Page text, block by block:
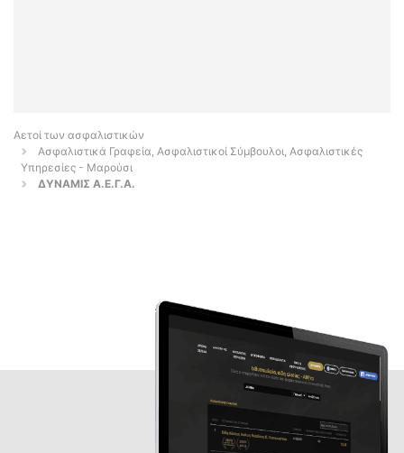
Αετοί των ασφαλιστικών
Ασφαλιστικά Γραφεία, Ασφαλιστικοί Σύμβουλοι, Ασφαλιστικές
Υπηρεσίες - Μαρούσι
ΔΥΝΑΜΙΣ Α.Ε.Γ.Α.